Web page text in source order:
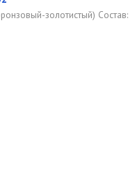
золотистый) Состав: